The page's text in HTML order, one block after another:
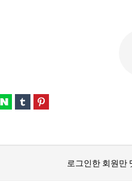
로그인한 회원만